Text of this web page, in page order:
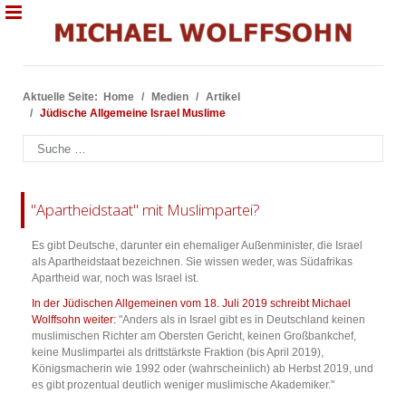
Aktuelle Seite: Home Medien
Artikel
Jüdische Allgemeine Israel Muslime
Suchen
"Apartheidstaat" mit Muslimpartei?
Es gibt Deutsche, darunter ein ehemaliger Außenminister, die Israel
als Apartheidstaat bezeichnen. Sie wissen weder, was Südafrikas
Apartheid war, noch was Israel ist.
In der Jüdischen Allgemeinen vom 18. Juli 2019 schreibt Michael
Wolffsohn weiter: "Anders als in Israel gibt es in Deutschland keinen
muslimischen Richter am Obersten Gericht, keinen Großbankchef,
keine Muslimpartei als drittstärkste Fraktion (bis April 2019),
Königsmacherin wie 1992 oder (wahrscheinlich) ab Herbst 2019, und
es gibt prozentual deutlich weniger muslimische Akademiker."